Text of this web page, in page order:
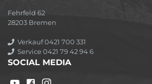
Fehrfeld 62
28203 Bremen
Verkauf 0421 700 331
Service 0421 79 42 94 6
SOCIAL MEDIA